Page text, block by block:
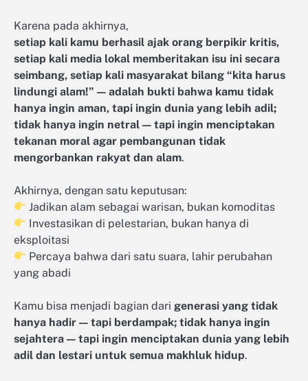
Karena pada akhirnya,
setiap kali kamu berhasil ajak orang berpikir kritis,
setiap kali media lokal memberitakan isu ini secara
seimbang, setiap kali masyarakat bilang “kita harus
lindungi alam!” — adalah bukti bahwa kamu tidak
hanya ingin aman, tapi ingin dunia yang lebih adil;
tidak hanya ingin netral — tapi ingin menciptakan
tekanan moral agar pembangunan tidak
mengorbankan rakyat dan alam.
Akhirnya, dengan satu keputusan:
Jadikan alam sebagai warisan, bukan komoditas
Investasikan di pelestarian, bukan hanya di
eksploitasi
Percaya bahwa dari satu suara, lahir perubahan
yang abadi
Kamu bisa menjadi bagian dari generasi yang tidak
hanya hadir — tapi berdampak; tidak hanya ingin
sejahtera — tapi ingin menciptakan dunia yang lebih
adil dan lestari untuk semua makhluk hidup.